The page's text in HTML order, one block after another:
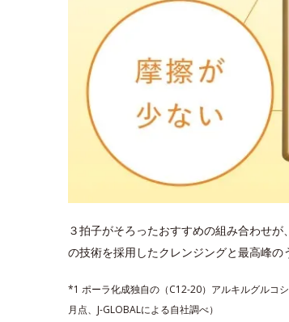
３拍子がそろったおすすめの組み合わせが、
の技術を採用したクレンジングと最高峰
*1 ポーラ化成独自の（C12-20）アルキルグルコ
月点、J-GLOBALによる自社調べ）